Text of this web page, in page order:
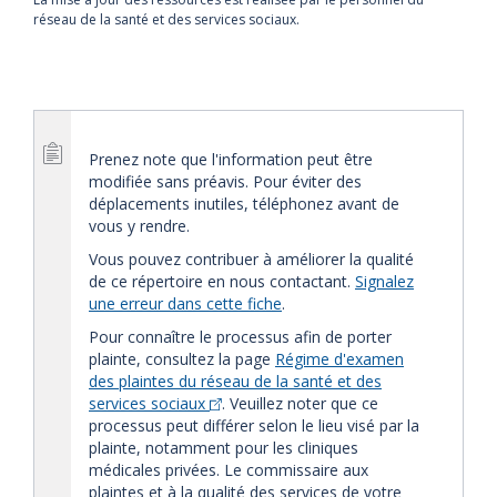
réseau de la santé et des services sociaux.
Prenez note que l'information peut être
modifiée sans préavis. Pour éviter des
déplacements inutiles, téléphonez avant de
vous y rendre.
Vous pouvez contribuer à améliorer la qualité
de ce répertoire en nous contactant. Signalez
une erreur dans cette fiche.
Pour connaître le processus afin de porter
plainte, consultez la page Régime d'examen
des plaintes du réseau de la santé et des
services sociaux
. Veuillez noter que ce
processus peut différer selon le lieu visé par la
plainte, notamment pour les cliniques
médicales privées. Le commissaire aux
plaintes et à la qualité des services de votre